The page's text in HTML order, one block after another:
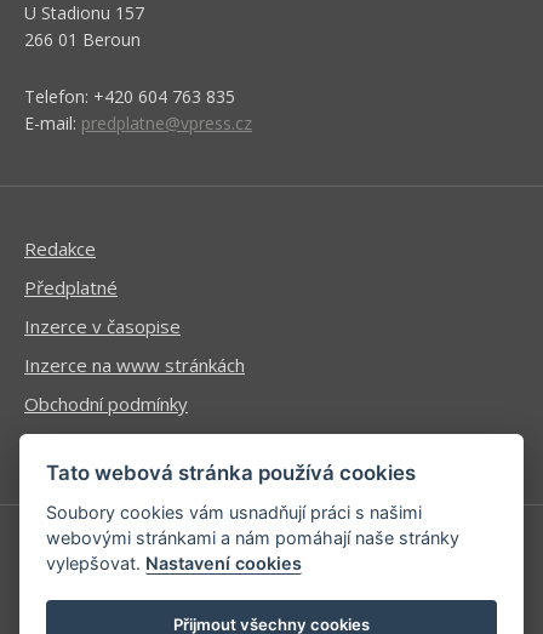
U Stadionu 157
266 01 Beroun
Telefon: +420 604 763 835
E-mail: predplatne@vpress.cz
Redakce
Předplatné
Inzerce v časopise
Inzerce na www stránkách
Obchodní podmínky
Ochrana osobních údajů
Příhlášení | Registrace
Kontaktní informace
Tato webová stránka používá cookies
Soubory cookies vám usnadňují práci s našimi
webovými stránkami a nám pomáhají naše stránky
vylepšovat. Nastavení cookies
Přijmout všechny cookies